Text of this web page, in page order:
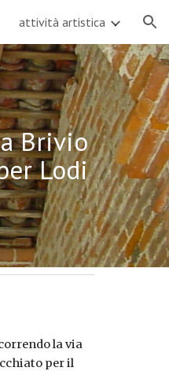
attività artistica
Brivio
Lodi
la via
per il